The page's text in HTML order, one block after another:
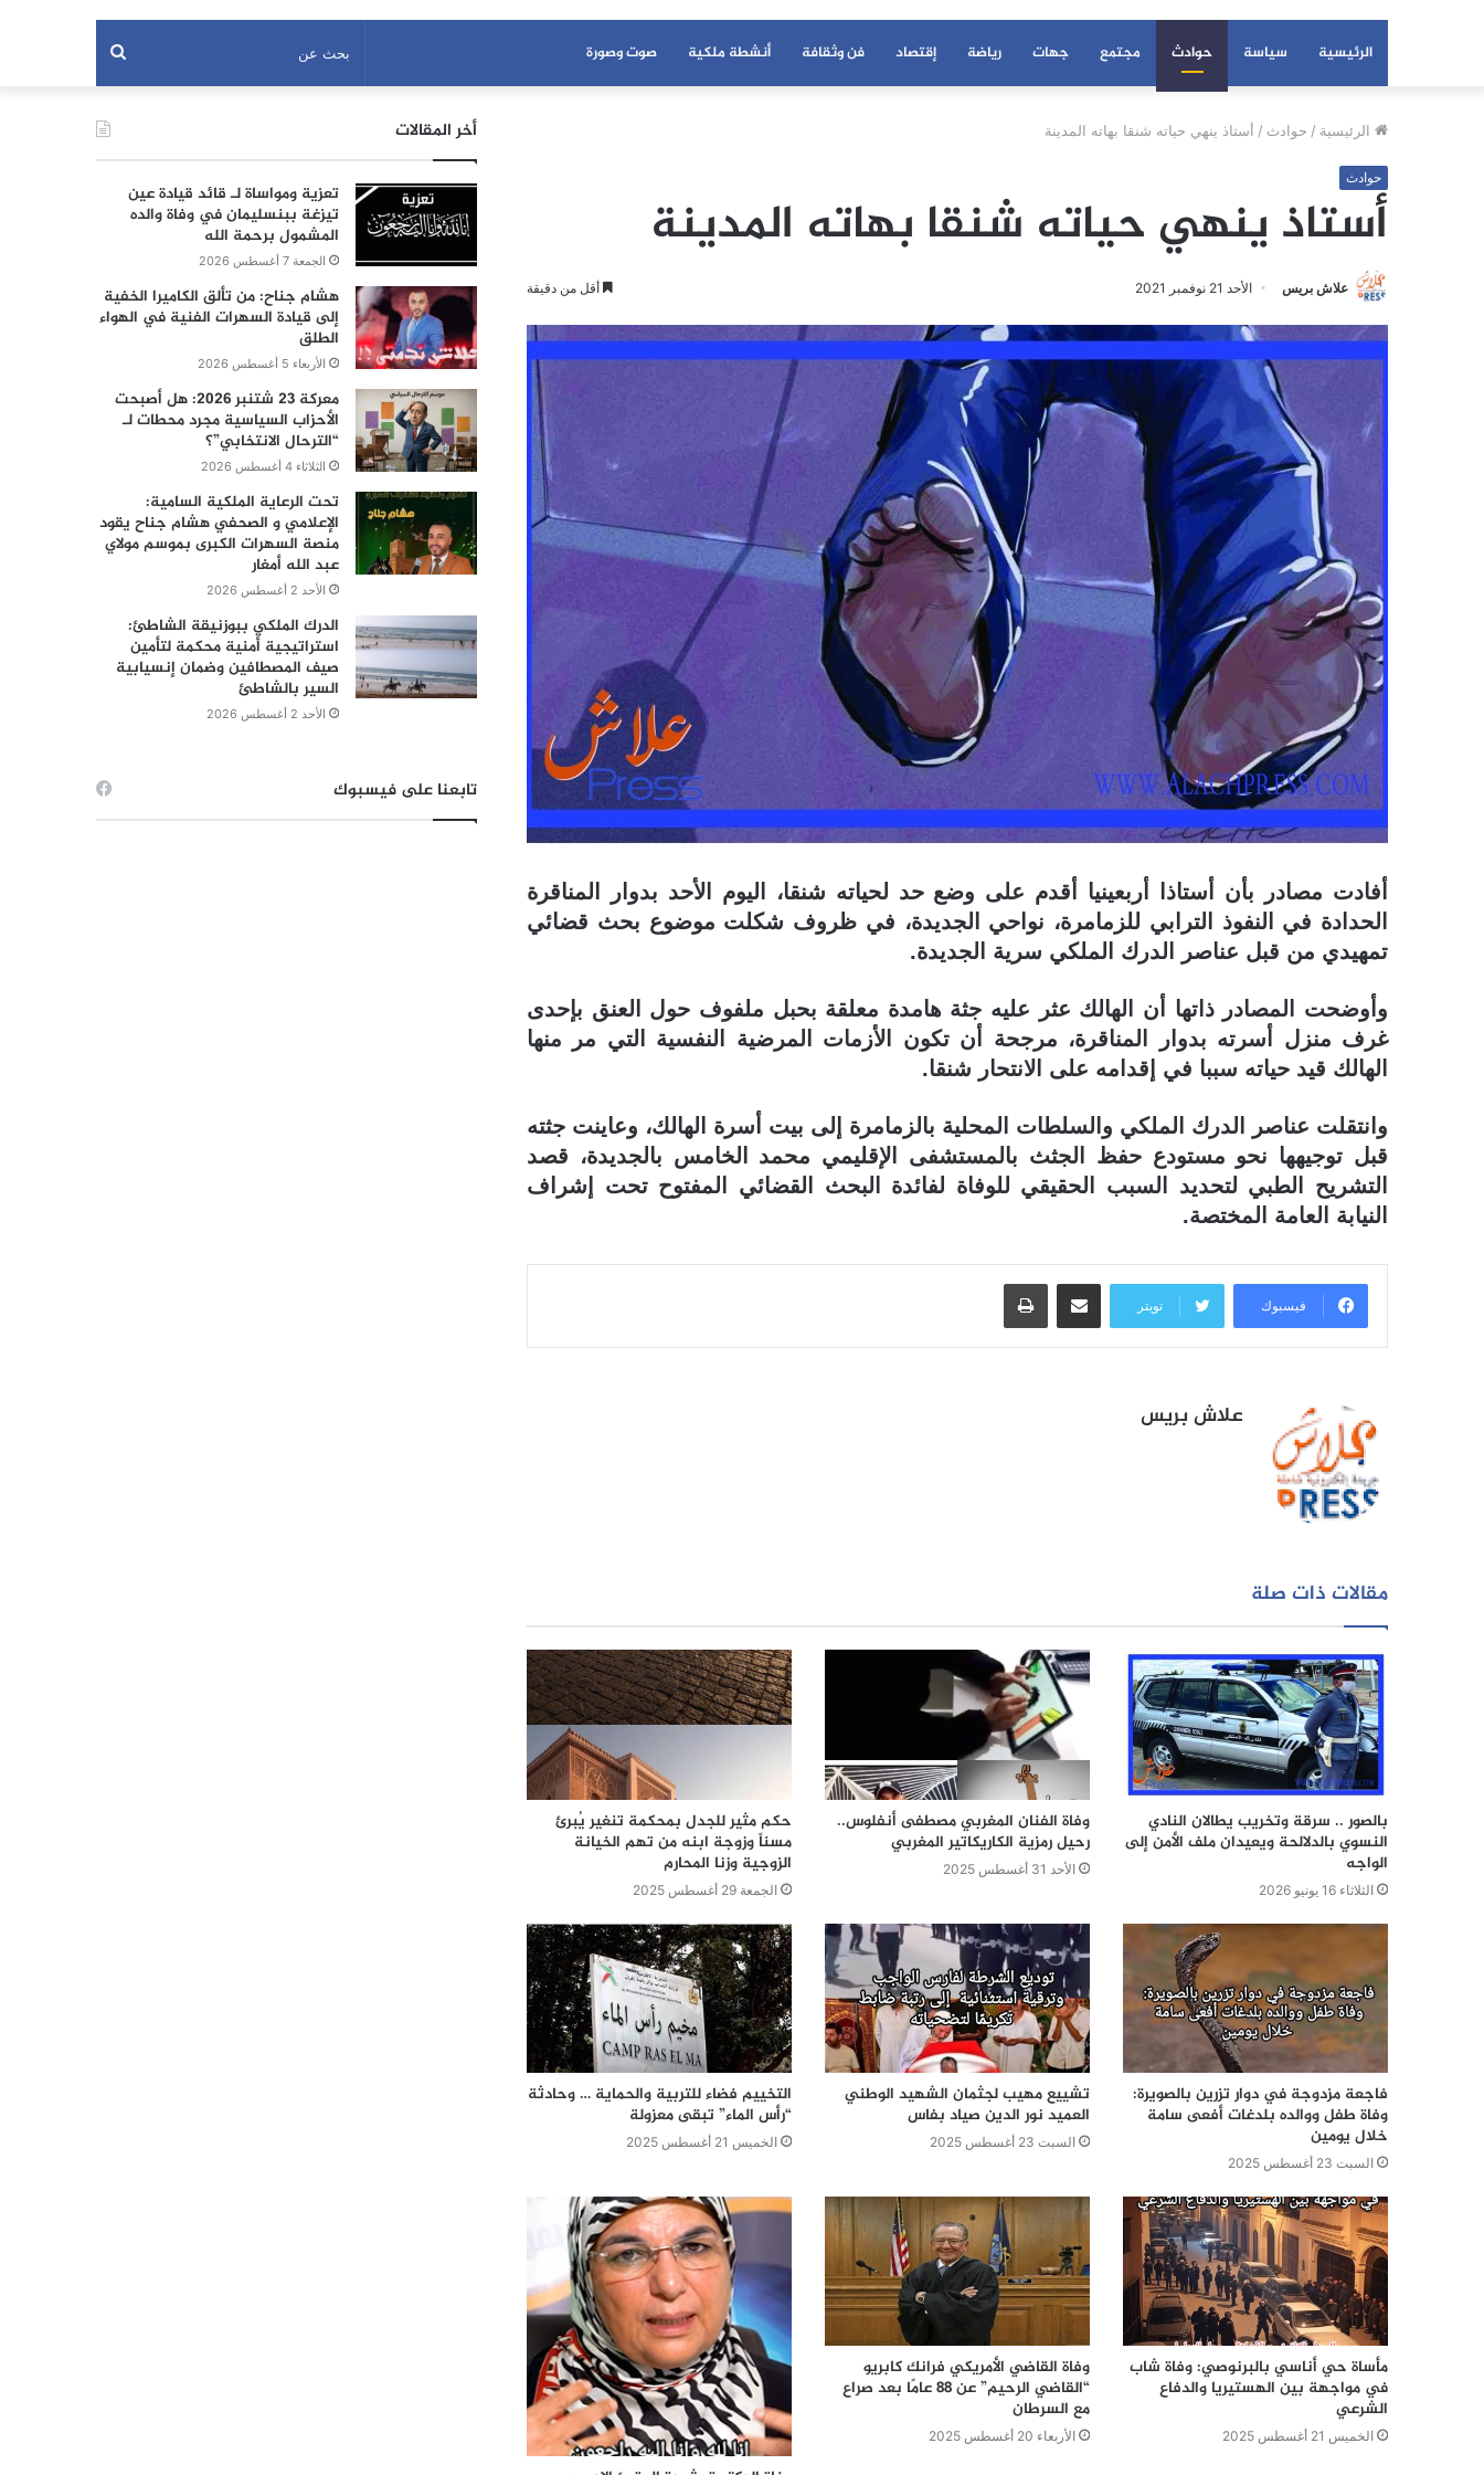
الرئيسية سياسة حوادث مجتمع جهات رياضة إقتصاد فن وثقافة أنشطة ملكية صوت وصورة بحث
عن
الرئيسية / حوادث / أستاذ ينهي حياته شنقا بهاته المدينة
حوادث
أستاذ ينهي حياته شنقا بهاته المدينة
علاش بريس الأحد 21 نوفمبر 2021 أقل من دقيقة
أفادت مصادر بأن أستاذا أربعينيا أقدم على وضع حد لحياته شنقا، اليوم الأحد بدوار المناقرة
الحدادة في النفوذ الترابي للزمامرة، نواحي الجديدة، في ظروف شكلت موضوع بحث قضائي
تمهيدي من قبل عناصر الدرك الملكي سرية الجديدة.
وأوضحت المصادر ذاتها أن الهالك عثر عليه جثة هامدة معلقة بحبل ملفوف حول العنق بإحدى
غرف منزل أسرته بدوار المناقرة، مرجحة أن تكون الأزمات المرضية النفسية التي مر منها
الهالك قيد حياته سببا في إقدامه على الانتحار شنقا.
وانتقلت عناصر الدرك الملكي والسلطات المحلية بالزمامرة إلى بيت أسرة الهالك، وعاينت جثته
قبل توجيهها نحو مستودع حفظ الجثث بالمستشفى الإقليمي محمد الخامس بالجديدة، قصد
التشريح الطبي لتحديد السبب الحقيقي للوفاة لفائدة البحث القضائي المفتوح تحت إشراف
النيابة العامة المختصة.
فيسبوك تويتر
مشاركة عبر البريد طباعة
علاش بريس
مقالات ذات صلة
بالصور .. سرقة وتخريب يطالان النادي
النسوي بالدلالحة ويعيدان ملف الأمن إلى
الواجه
الثلاثاء 16 يونيو 2026
وفاة الفنان المغربي مصطفى أنفلوس..
رحيل رمزية الكاريكاتير المغربي
الأحد 31 أغسطس 2025
حكم مثير للجدل بمحكمة تنغير يُبرئ
مسناً وزوجة ابنه من تهم الخيانة
الزوجية وزنا المحارم
الجمعة 29 أغسطس 2025
فاجعة مزدوجة في دوار تزرين بالصويرة:
وفاة طفل ووالده بلدغات أفعى سامة
خلال يومين
السبت 23 أغسطس 2025
تشييع مهيب لجثمان الشهيد الوطني
العميد نور الدين صياد بفاس
السبت 23 أغسطس 2025
التخييم فضاء للتربية والحماية … وحادثة
“رأس الماء” تبقى معزولة
الخميس 21 أغسطس 2025
مأساة حي أناسي بالبرنوصي: وفاة شاب
في مواجهة بين الهستيريا والدفاع
الشرعي
الخميس 21 أغسطس 2025
وفاة القاضي الأمريكي فرانك كابريو
“القاضي الرحيم” عن 88 عامًا بعد صراع
مع السرطان
الأربعاء 20 أغسطس 2025
أخر المقالات
تعزية ومواساة لـ قائد قيادة عين
تيزغة ببنسليمان في وفاة والده
المشمول برحمة الله
الجمعة 7 أغسطس 2026
هشام جناح: من تألق الكاميرا الخفية
إلى قيادة السهرات الفنية في الهواء
الطلق
الأربعاء 5 أغسطس 2026
معركة 23 شتنبر 2026: هل أصبحت
الأحزاب السياسية مجرد محطات لـ
“الترحال الانتخابي”؟
الثلاثاء 4 أغسطس 2026
تحت الرعاية الملكية السامية:
الإعلامي و الصحفي هشام جناح يقود
منصة السهرات الكبرى بموسم مولاي
عبد الله أمغار
الأحد 2 أغسطس 2026
الدرك الملكي ببوزنيقة الشاطئ:
استراتيجية أمنية محكمة لتأمين
صيف المصطافين وضمان إنسيابية
السير بالشاطئ
الأحد 2 أغسطس 2026
تابعنا على فيسبوك